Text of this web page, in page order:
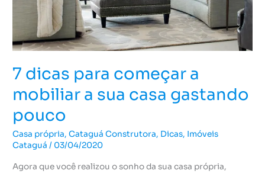
7 dicas para começar a
mobiliar a sua casa gastando
pouco
Casa própria,Cataguá Construtora, Dicas, Imóveis
Cataguá / 03/04/2020
Agora que você realizou o sonho da sua casa própria,
gastando
pouco